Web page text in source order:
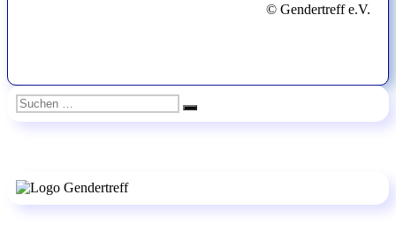
© Gendertreff e.V.
Suchen
nach:
Suchen